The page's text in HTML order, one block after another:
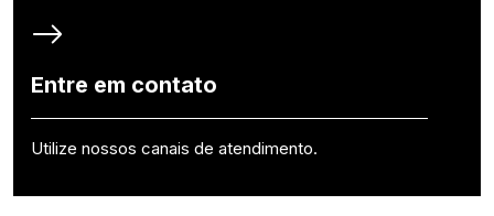
Entre em contato
Utilize nossos canais de atendimento.